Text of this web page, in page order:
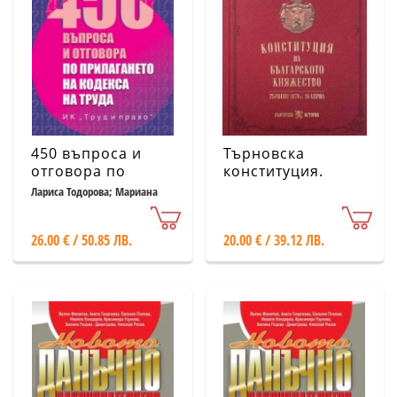
450 въпроса и
отговора по
прилагането на
Кодекса на труда
Лариса Тодорова; Мариана
Василева; Теодора Дичева
26.00 € / 50.85 ЛВ.
Търновска
конституция.
20.00 € / 39.12 ЛВ.